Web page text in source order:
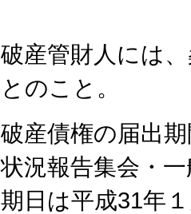
破産管財人には
とのこと。
破産債権の届出
状況報告集会・
期日は平成31年